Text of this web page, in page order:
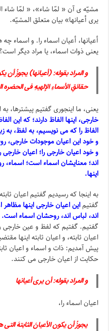
مشیّه ی آن « لمّا شاء»، « لمّا شاء
یری أعیانها» بیان متعلق المشیّه.
أعیانها، أعیان اسماء را. و اسماء
یعنی ذوات اسماء، یا مراد دیگر
و المراد بقوله: (أعیانها) یجوزُ أن
حقائقِ الأسماءِ الإلهیهِ فی الحضره
یعنی، ما اینجوری گفتیم پیشترها،
خارجی، اینها الفاظ دارند؛ که این
الفاظ را که می نویسیم، به لفظ، به
و خود این اعیان موجودات خارجی،
و خود اعیان خارجی را؛ اعیان خارجی
اند؛ معنایشان اسماء است؛ اسماء،
اینها.
به اینجا که رسیدیم گفتیم اعیان
گفتیماین اعیان خارجی اینها مظاهر
اند، لباس اند، روحشان اسماء
گفتیم. گفتیم که لفظ و عین خارجی
اعیان ثابته، و اعیان ثابته اینها
پیش آمدیم: ذات و اسماء و اعیان
حکایت از اعیان خارجی می کنند.
و المراد بقوله: أن یری أعیانها
اعیان اسماء را،
یجوزُ أن یکون الأعیانَ الثابتهَ